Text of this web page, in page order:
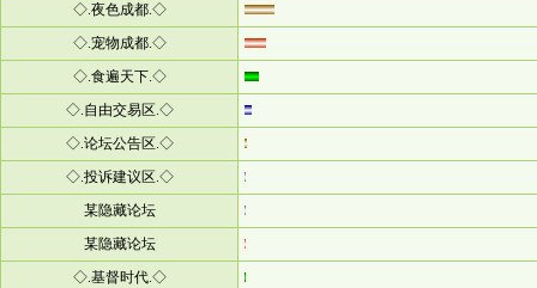
◇.夜色成都.◇
◇.宠物成都.◇
◇.食遍天下.◇
◇.自由交易区.◇
◇.论坛公告区.◇
◇.投诉建议区.◇
某隐藏论坛
某隐藏论坛
◇.基督时代.◇